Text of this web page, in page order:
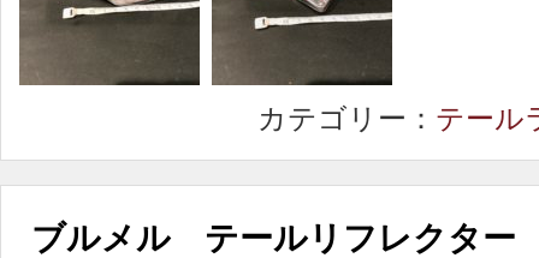
カテゴリー： テール
ブルメル テールリフレクター